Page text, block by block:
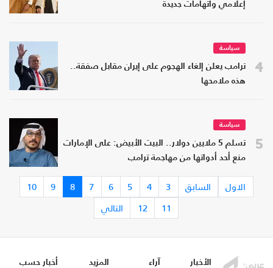
إعلامي واتهامات جديدة
4
سياسة
ترامب يعلن إلغاء الهجوم على إيران مقابل صفقة..
هذه ملامحها
5
سياسة
تسلم 5 ملايين دولار.. البيت الأبيض: على الإمارات
منع أحد أدواتها من مهاجمة ترامب
الاول السابق 3
4
5
6
7
8
9
10
11
12 التالي
الأخبار آراء المزيد
أخبار حسب